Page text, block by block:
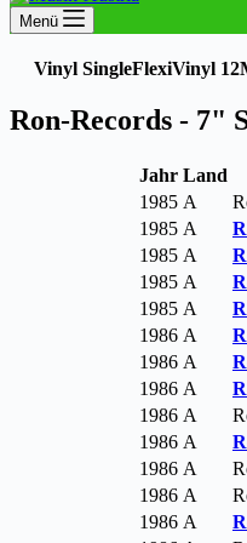
Menü
Vinyl SingleFlexiVinyl
Ron-Records - 7"
Jahr Land
1985 A
1985 A
1985 A
1985 A
1985 A
1986 A
1986 A
1986 A
1986 A
1986 A
1986 A
1986 A
1986 A